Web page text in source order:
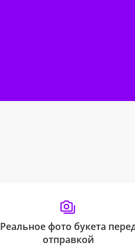
Реальное фото букета
отправкой